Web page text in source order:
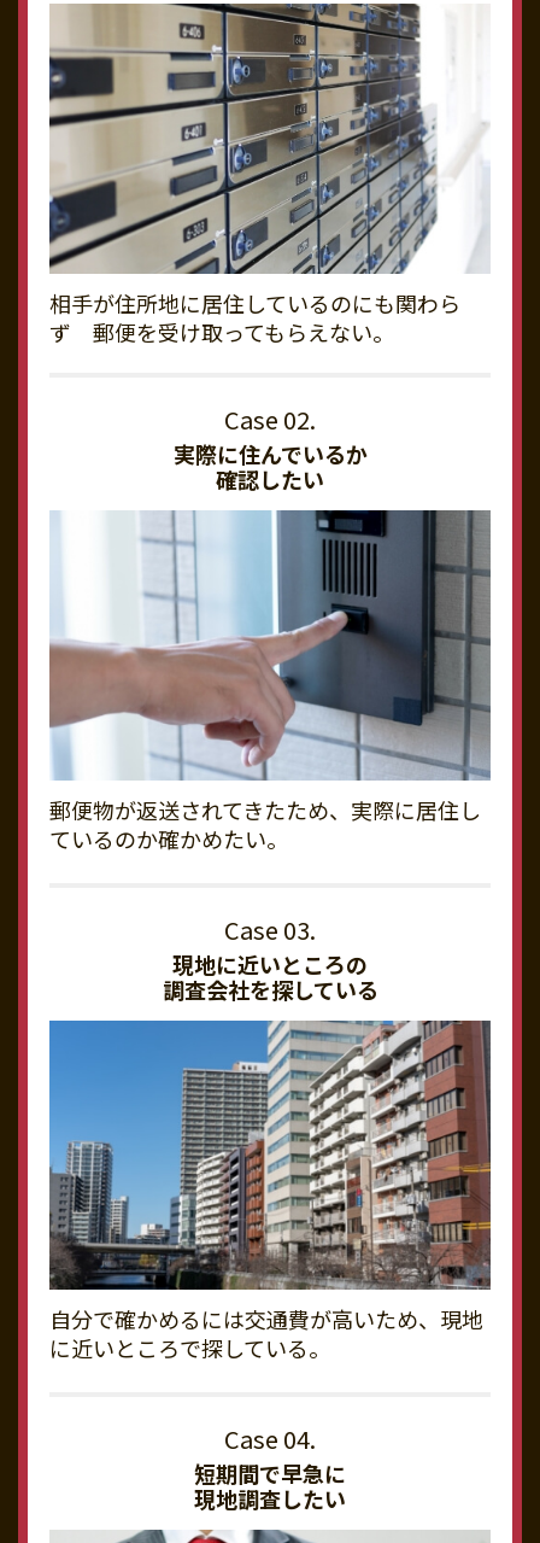
相手が住所地に居住しているのにも関わら
ず 郵便を受け取ってもらえない。
実際に住んでいるか
確認したい
郵便物が返送されてきたため、実際に居住し
ているのか確かめたい。
現地に近いところの
調査会社を探している
自分で確かめるには交通費が高いため、現地
に近いところで探している。
短期間で早急に
現地調査したい